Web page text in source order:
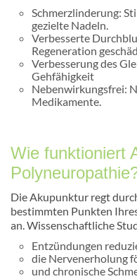
Schmerzlinderung:
gezielte Nadeln.
Verbesserte
Regeneration
Verbesserung des
Gehfähigkeit
Nebenwirkungsfrei:
Medikamente.
Wie funktioniert
Die Akupunktur regt
bestimmten Punkten
an. Wissenschaftliche
Entzündungen
die Nervenerholung
und chronische